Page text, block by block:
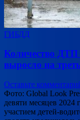
ГИБДД
Количество ДТП
выросло на
Оставьте
Фото: Global Look
девяти месяцев 2024
участием детей-